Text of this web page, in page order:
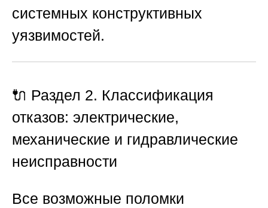
системных конструктивных
уязвимостей.
🔌 Раздел 2. Классификация
отказов: электрические,
механические и гидравлические
неисправности
Все возможные поломки